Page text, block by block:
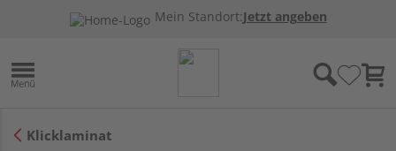
Mein Standort:Jetzt angeben
Klicklaminat